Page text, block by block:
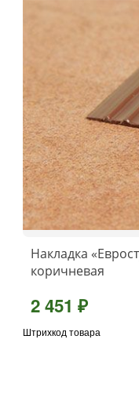
Накладка
коричневая
2 451 ₽
Штрихкод товара